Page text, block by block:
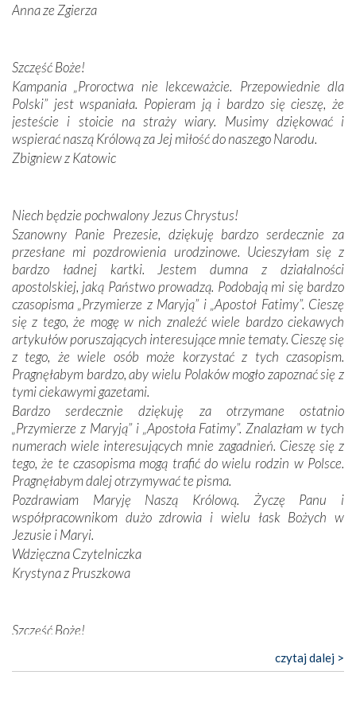
W miejscu objawień Matki Bożej zapaliliśmy świece
Podczas tej kilkudniowej wyprawy na każdym kroku
spotykaliśmy się z serdeczną otwartością
Portugalczyków. Podziwialiśmy ich ludową sztukę i
zwyczaje. Mimo że nasze kraje są od siebie bardzo
oddalone, w żaden sposób nie czuliśmy się obco.
Sprawiła to oczywiście sama Matka Boża, ale też
kulturowa bliskość biorąca swój początek w naszej
mieliśmy okazję przekonać się, że Maryja swoją opieką
otacza nie tylko nasz naród, lecz wszystkie nacje, które
się Jej ufnie oddają, a także każdą osobę, która zawierza
Jej siebie oraz swych bliskich.
Dzieje Portugalii to również historia wierności Bogu i
odstępstw, także w życiu władców. Trudne momenty w
wymiarze tak osobistym, jak i zbiorowym, przypominają o
konieczności ciągłego zabiegania o własną duszę i o łaskę
Opatrzności. Wierność przynosi pomyślność –
przynajmniej w życiu duchowym. Odstępstwo owocuje
nieszczęściem i śmiercią. Te uniwersalne prawdy
przychodziły na myśl, gdy słuchaliśmy opowieści
przewodników o portugalskich monarchach i wodzach,
zwycięskich bitwach i nieszczęśliwych losach grzesznych
kochanków.
Byli tym razem pośród Apostołów Fatimy reprezentanci
każdego spośród żyjących pokoleń. Najmłodszy uczestnik
liczył sobie 13 lat, zaś senior, pan Zdzisław – już 94.
Całe życie marzyłem, by tu przyjechać
Nasza pielgrzymka nie byłaby tak bogata w duchową treść
Oprócz zapewnienia nam możliwości codziennego
Anna ze Zgierza
Szczęść Boże!
Kampania „Proroctwa nie lekceważcie. Przepowiednie dla
Polski” jest wspaniała. Popieram ją i bardzo się cieszę, że
jesteście i stoicie na straży wiary. Musimy dziękować i
wspierać naszą Królową za Jej miłość do naszego Narodu.
Zbigniew z Katowic
Niech będzie pochwalony Jezus Chrystus!
Szanowny Panie Prezesie, dziękuję bardzo serdecznie za
przesłane mi pozdrowienia urodzinowe. Ucieszyłam się z
bardzo ładnej kartki. Jestem dumna z działalności
apostolskiej, jaką Państwo prowadzą. Podobają mi się bardzo
czasopisma „Przymierze z Maryją” i „Apostoł Fatimy”. Cieszę
się z tego, że mogę w nich znaleźć wiele bardzo ciekawych
artykułów poruszających interesujące mnie tematy. Cieszę się
z tego, że wiele osób może korzystać z tych czasopism.
Pragnęłabym bardzo, aby wielu Polaków mogło zapoznać się z
tymi ciekawymi gazetami.
Bardzo serdecznie dziękuję za otrzymane ostatnio
„Przymierze z Maryją” i „Apostoła Fatimy”. Znalazłam w tych
numerach wiele interesujących mnie zagadnień. Cieszę się z
tego, że te czasopisma mogą trafić do wielu rodzin w Polsce.
Pragnęłabym dalej otrzymywać te pisma.
Pozdrawiam Maryję Naszą Królową. Życzę Panu i
współpracownikom dużo zdrowia i wielu łask Bożych w
Jezusie i Maryi.
Wdzięczna Czytelniczka
Krystyna z Pruszkowa
Szczęść Boże!
to pismo, które bardzo sobie cenię i szanuję. Redagujecie
czytaj dalej >